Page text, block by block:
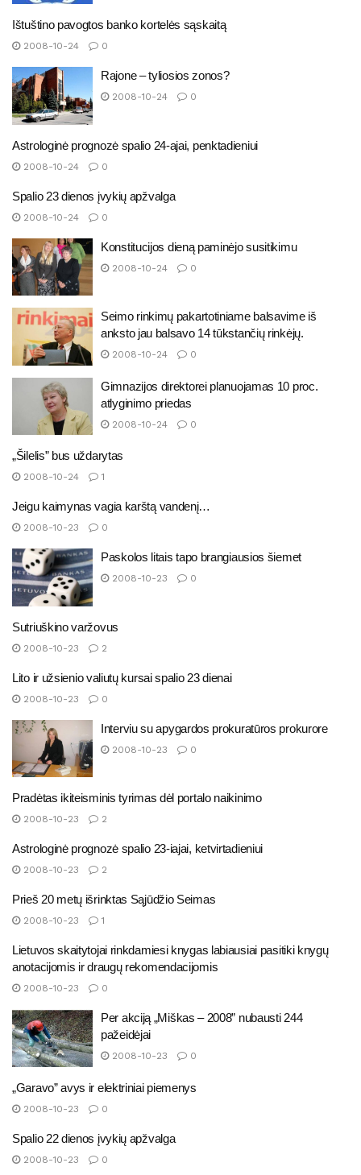
Ištuštino pavogtos banko kortelės sąskaitą
2008-10-24 0
Rajone – tyliosios zonos?
2008-10-24 0
Astrologinė prognozė spalio 24-ajai, penktadieniui
2008-10-24 0
Spalio 23 dienos įvykių apžvalga
2008-10-24 0
Konstitucijos dieną paminėjo susitikimu
2008-10-24 0
Seimo rinkimų pakartotiniame balsavime iš
anksto jau balsavo 14 tūkstančių rinkėjų.
2008-10-24 0
Gimnazijos direktorei planuojamas 10 proc.
atlyginimo priedas
2008-10-24 0
„Šilelis” bus uždarytas
2008-10-24 1
Jeigu kaimynas vagia karštą vandenį…
2008-10-23 0
Paskolos litais tapo brangiausios šiemet
2008-10-23 0
Sutriuškino varžovus
2008-10-23 2
Lito ir užsienio valiutų kursai spalio 23 dienai
2008-10-23 0
Interviu su apygardos prokuratūros prokurore
2008-10-23 0
Pradėtas ikiteisminis tyrimas dėl portalo naikinimo
2008-10-23 2
Astrologinė prognozė spalio 23-iajai, ketvirtadieniui
2008-10-23 2
Prieš 20 metų išrinktas Sąjūdžio Seimas
2008-10-23 1
Lietuvos skaitytojai rinkdamiesi knygas labiausiai pasitiki knygų
anotacijomis ir draugų rekomendacijomis
2008-10-23 0
Per akciją „Miškas – 2008” nubausti 244
pažeidėjai
2008-10-23 0
„Garavo” avys ir elektriniai piemenys
2008-10-23 0
Spalio 22 dienos įvykių apžvalga
2008-10-23 0